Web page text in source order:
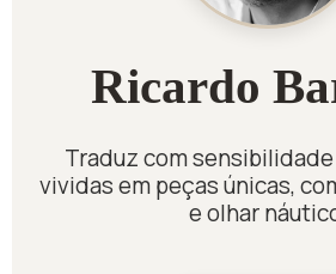
Ricardo
Traduz com
vividas em peças únicas,
e olhar